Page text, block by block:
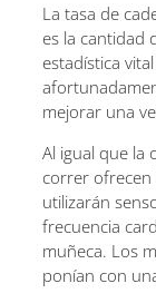
La tasa de
es la cantidad
estadística
mejorar una
Al igual que la
correr ofrecen
utilizarán
frecuencia
muñeca. Los
ponían con